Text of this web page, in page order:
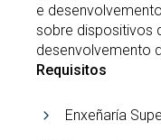
e
sobre dispositivos
desenvolvemento
Requisitos
Enxeñaría